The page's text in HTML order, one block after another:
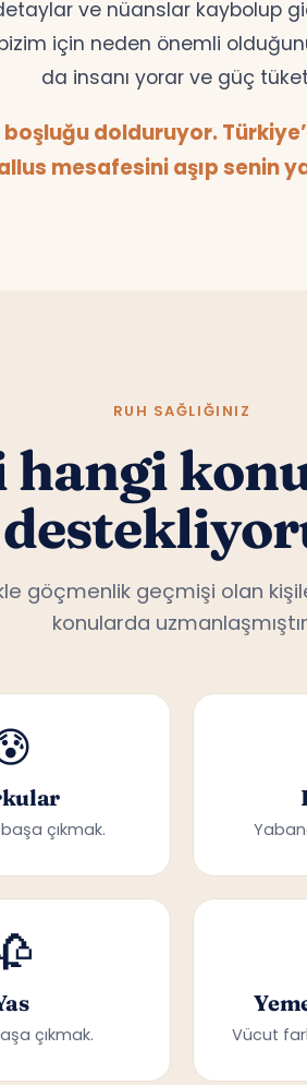
için neden önemli olduğunu
da insanı yorar ve güç
mesafesini aşıp senin
hangi
göçmenlik geçmişi olan
konularda
çıkmak.
🥀
Yas
çıkmak. Vücut